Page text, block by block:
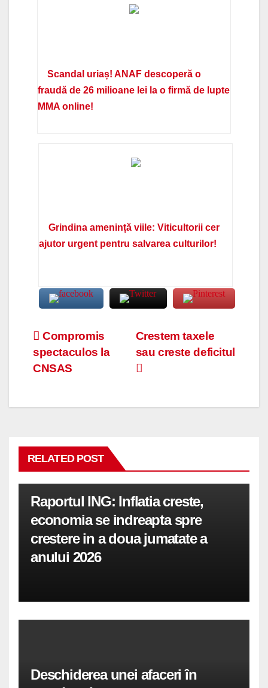
Scandal uriaș! ANAF descoperă o
fraudă de 26 milioane lei la o firmă de lupte
MMA online!
Grindina amenință viile: Viticultorii cer
ajutor urgent pentru salvarea culturilor!
Navigare
în
Crestem taxele
sau creste deficitul
Compromis
spectaculos la
CNSAS
RELATED POST
Raportul ING: Inflatia creste,
economia se indreapta spre
crestere in a doua jumatate a
anului 2026
Deschiderea unei afaceri în